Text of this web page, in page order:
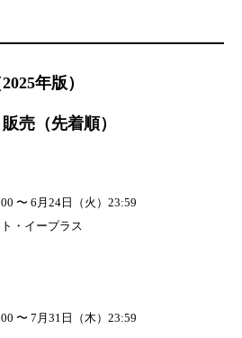
年版）
売（先着順）
〜 6月24日（火）23:59
・イープラス
〜 7月31日（木）23:59